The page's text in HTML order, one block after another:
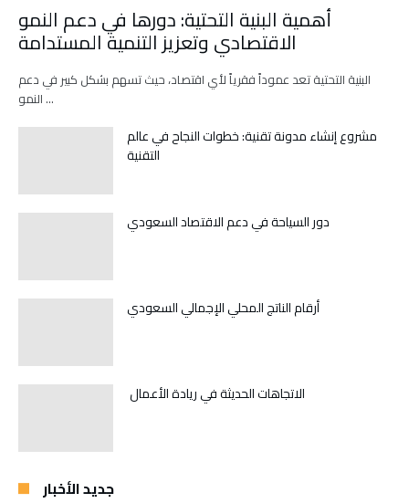
أهمية البنية التحتية: دورها في دعم النمو
الاقتصادي وتعزيز التنمية المستدامة
البنية التحتية تعد عموداً فقرياً لأي اقتصاد، حيث تسهم بشكل كبير في دعم
النمو …
مشروع إنشاء مدونة تقنية: خطوات النجاح في عالم
التقنية
دور السياحة في دعم الاقتصاد السعودي
أرقام الناتج المحلي الإجمالي السعودي
الاتجاهات الحديثة في ريادة الأعمال
جديد الأخبار